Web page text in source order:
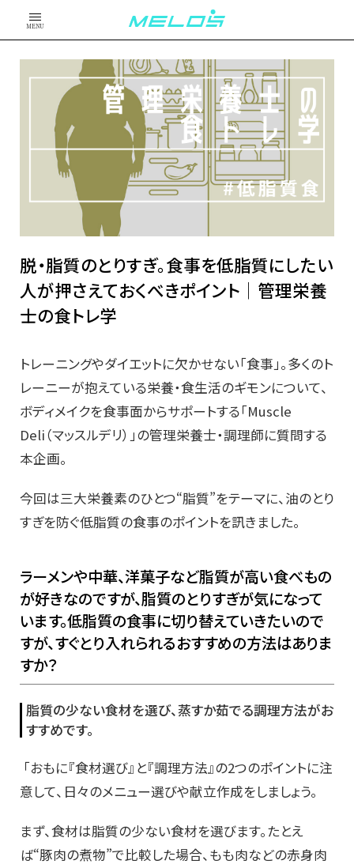
MENU
脱・脂質のとりすぎ。食事を低脂質にしたい
人が押さえておくべきポイント│管理栄養
士の食トレ学
トレーニングやダイエットに欠かせない「食事」。多くのト
レーニーが抱えている栄養・食生活のギモンについて、
ボディメイクを食事面からサポートする「Muscle
Deli（マッスルデリ）」の管理栄養士・調理師に質問する
本企画。
今回は三大栄養素のひとつ“脂質”をテーマに、油のとり
すぎを防ぐ低脂質の食事のポイントを訊きました。
ラーメンや中華、洋菓子など脂質が高い食べもの
が好きなのですが、脂質のとりすぎが気になって
います。低脂質の食事に切り替えていきたいので
すが、すぐとり入れられるおすすめの方法はありま
すか？
脂質の少ない食材を選び、蒸すか茹でる調理方法がお
すすめです。
「おもに『食材選び』と『調理方法』の2つのポイントに注
意して、日々のメニュー選びや献立作成をしましょう。
まず、食材は脂質の少ない食材を選びます。たとえ
ば“豚肉の煮物”で比較した場合、もも肉などの赤身肉